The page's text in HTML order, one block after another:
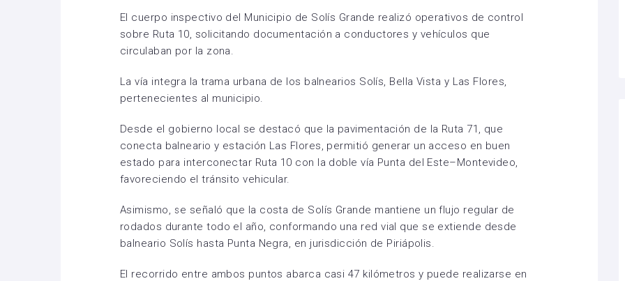
El cuerpo inspectivo del Municipio de Solís Grande realizó operativos de control
sobre Ruta 10, solicitando documentación a conductores y vehículos que
circulaban por la zona.
La vía integra la trama urbana de los balnearios Solís, Bella Vista y Las Flores,
pertenecientes al municipio.
Desde el gobierno local se destacó que la pavimentación de la Ruta 71, que
conecta balneario y estación Las Flores, permitió generar un acceso en buen
estado para interconectar Ruta 10 con la doble vía Punta del Este–Montevideo,
favoreciendo el tránsito vehicular.
Asimismo, se señaló que la costa de Solís Grande mantiene un flujo regular de
rodados durante todo el año, conformando una red vial que se extiende desde
balneario Solís hasta Punta Negra, en jurisdicción de Piriápolis.
El recorrido entre ambos puntos abarca casi 47 kilómetros y puede realizarse en